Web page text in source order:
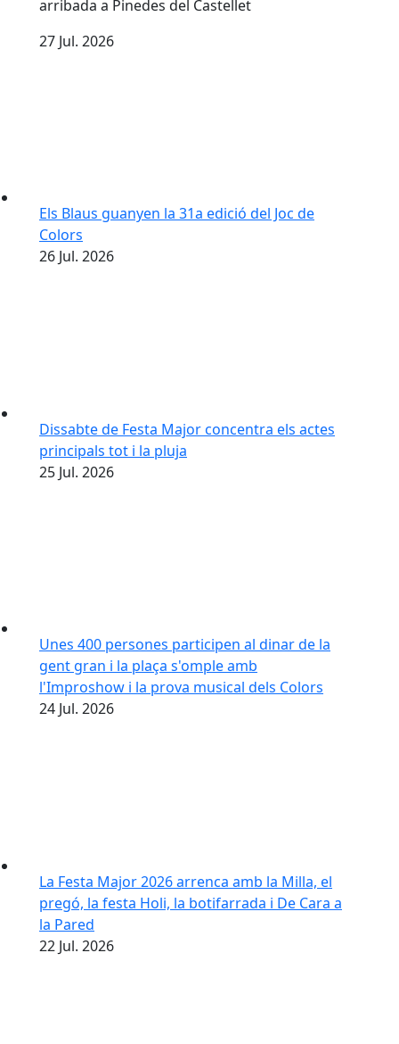
arribada a Pinedes del Castellet
Els Blaus guanyen la 31a edició del Joc de
Colors
27 Jul. 2026
Dissabte de Festa Major concentra els actes
principals tot i la pluja
26 Jul. 2026
Unes 400 persones participen al dinar de la
gent gran i la plaça s'omple amb
l'Improshow i la prova musical dels Colors
25 Jul. 2026
La Festa Major 2026 arrenca amb la Milla, el
pregó, la festa Holi, la botifarrada i De Cara a
la Pared
24 Jul. 2026
22 Jul. 2026